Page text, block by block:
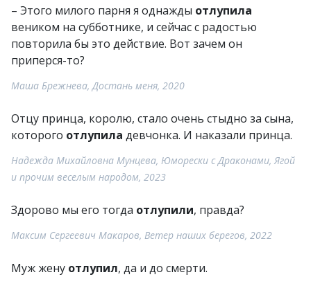
– Этого милого парня я однажды отлупила
веником на субботнике, и сейчас с радостью
повторила бы это действие. Вот зачем он
приперся-то?
Маша Брежнева, Достань меня, 2020
Отцу принца, королю, стало очень стыдно за сына,
которого отлупила девчонка. И наказали принца.
Надежда Михайловна Мунцева, Юморески с Драконами, Ягой
и прочим веселым народом, 2023
Здорово мы его тогда отлупили, правда?
Максим Сергеевич Макаров, Ветер наших берегов, 2022
Муж жену отлупил, да и до смерти.